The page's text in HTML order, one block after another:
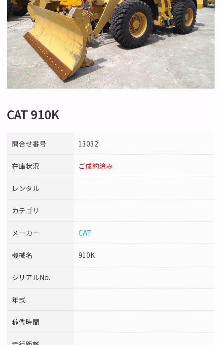
CAT 910K
問合せ番号 13032
在庫状況 ご成約済み
レンタル
カテゴリ
メーカー CAT
機械名 910K
シリアルNo.
年式
稼働時間